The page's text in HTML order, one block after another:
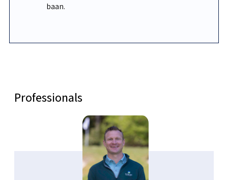
baan.
Professionals